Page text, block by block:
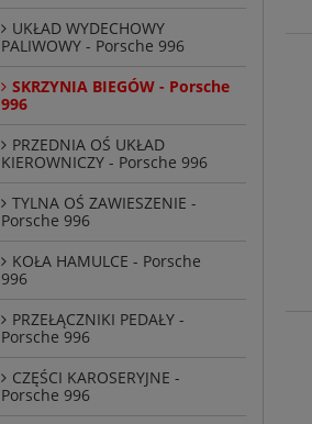
UKŁAD WYDECHOWY
PALIWOWY - Porsche 996
SKRZYNIA BIEGÓW - Porsche
996
PRZEDNIA OŚ UKŁAD
KIEROWNICZY - Porsche 996
TYLNA OŚ ZAWIESZENIE -
Porsche 996
KOŁA HAMULCE - Porsche
996
PRZEŁĄCZNIKI PEDAŁY -
Porsche 996
CZĘŚCI KAROSERYJNE -
Porsche 996